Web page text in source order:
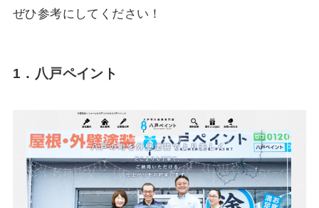
ぜひ参考にしてください！
1．八戸ペイント